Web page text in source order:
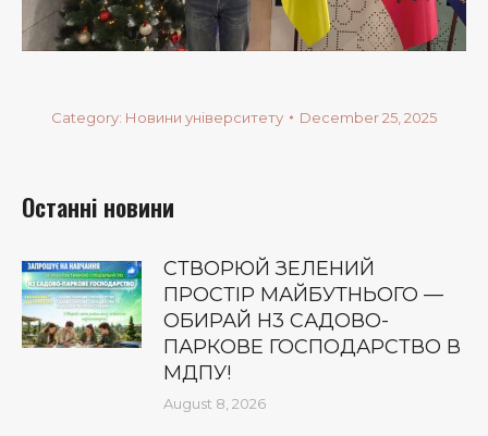
Category: Новини університету December 25, 2025
Останні новини
СТВОРЮЙ ЗЕЛЕНИЙ
ПРОСТІР МАЙБУТНЬОГО —
ОБИРАЙ Н3 САДОВО-
ПАРКОВЕ ГОСПОДАРСТВО В
МДПУ!
August 8, 2026